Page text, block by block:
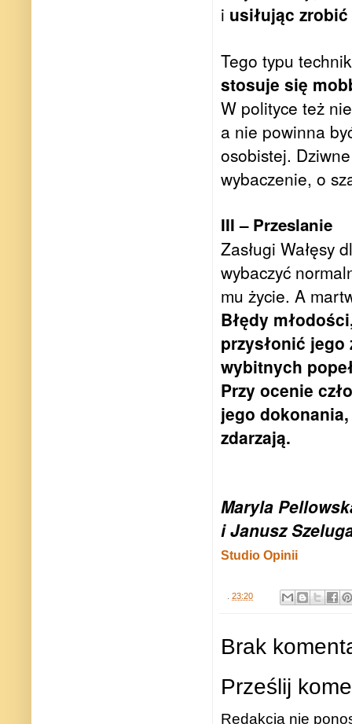
i usiłując
Tego typu
stosuje się
W polityce też
a nie powinna
osobistej.
wybaczenie, o
III – Przeslanie
Zasługi Wałęsy
wybaczyć
mu życie. A
Błędy
przysłonić
wybitnych
Przy ocenie
jego
zdarzają.
Maryla
i Janusz
Studio Opinii
. 23:20
Brak
Prześlij
Redakcja nie